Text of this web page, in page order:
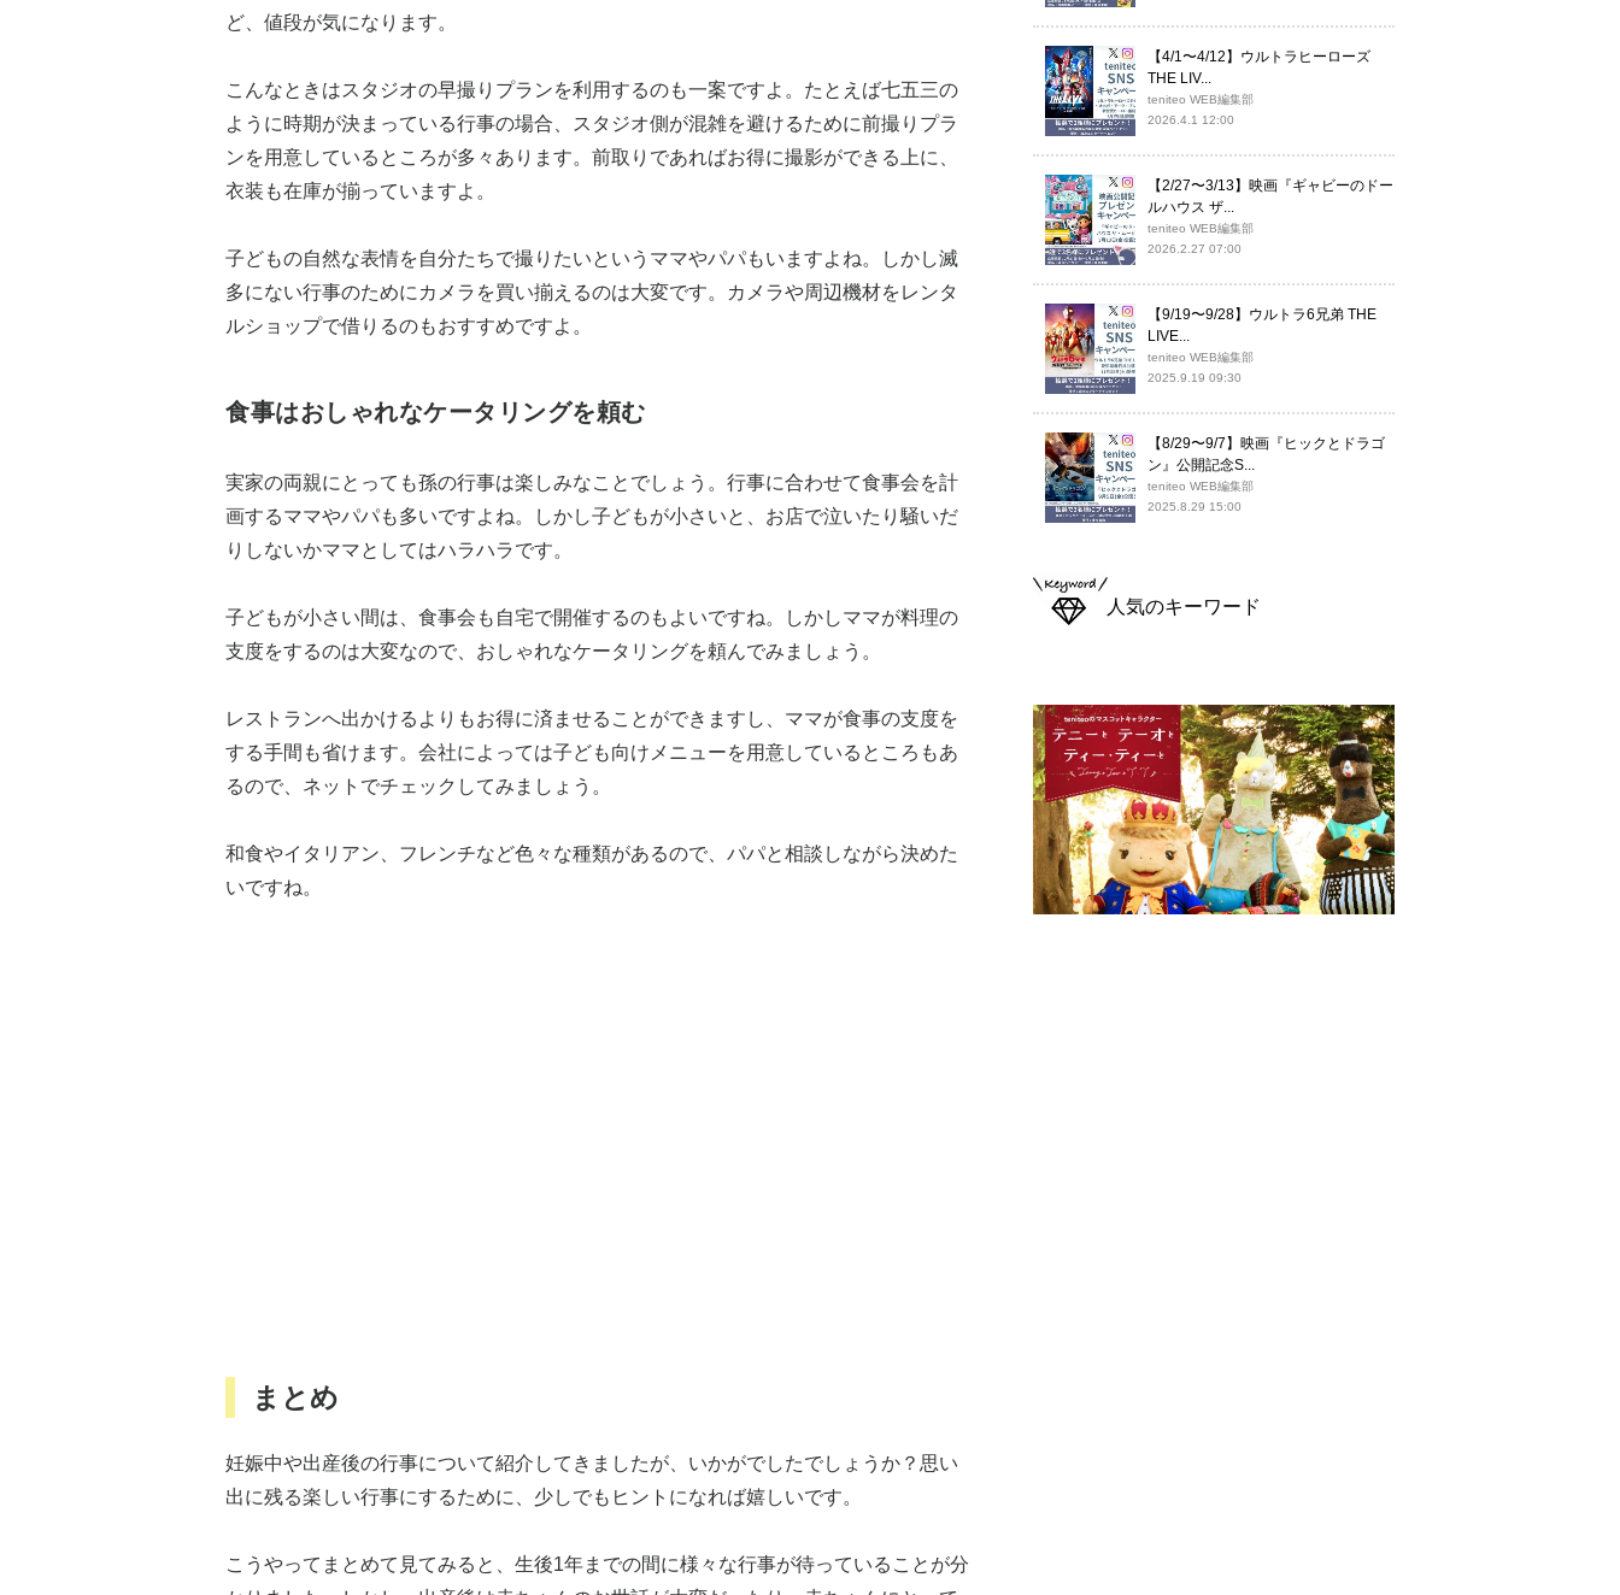
ど、値段が気になります。
こんなときはスタジオの早撮りプランを利用するのも一案ですよ。たとえば七五三の
ように時期が決まっている行事の場合、スタジオ側が混雑を避けるために前撮りプラ
ンを用意しているところが多々あります。前取りであればお得に撮影ができる上に、
衣装も在庫が揃っていますよ。
子どもの自然な表情を自分たちで撮りたいというママやパパもいますよね。しかし滅
多にない行事のためにカメラを買い揃えるのは大変です。カメラや周辺機材をレンタ
ルショップで借りるのもおすすめですよ。
食事はおしゃれなケータリングを頼む
実家の両親にとっても孫の行事は楽しみなことでしょう。行事に合わせて食事会を計
画するママやパパも多いですよね。しかし子どもが小さいと、お店で泣いたり騒いだ
りしないかママとしてはハラハラです。
子どもが小さい間は、食事会も自宅で開催するのもよいですね。しかしママが料理の
支度をするのは大変なので、おしゃれなケータリングを頼んでみましょう。
レストランへ出かけるよりもお得に済ませることができますし、ママが食事の支度を
する手間も省けます。会社によっては子ども向けメニューを用意しているところもあ
るので、ネットでチェックしてみましょう。
和食やイタリアン、フレンチなど色々な種類があるので、パパと相談しながら決めた
いですね。
まとめ
妊娠中や出産後の行事について紹介してきましたが、いかがでしたでしょうか？思い
出に残る楽しい行事にするために、少しでもヒントになれば嬉しいです。
こうやってまとめて見てみると、生後1年までの間に様々な行事が待っていることが分
【4/1〜4/12】ウルトラヒーローズ
THE LIV...
teniteo WEB編集部
2026.4.1 12:00
【2/27〜3/13】映画『ギャビーのドー
ルハウス ザ...
teniteo WEB編集部
2026.2.27 07:00
【9/19〜9/28】ウルトラ6兄弟 THE
LIVE...
teniteo WEB編集部
2025.9.19 09:30
【8/29〜9/7】映画『ヒックとドラゴ
ン』公開記念S...
teniteo WEB編集部
2025.8.29 15:00
人気のキーワード